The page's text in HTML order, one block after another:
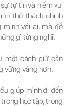
tự tin và niềm vui
thử thách chính
minh với ai, mà để
gì từng nghĩ.
một cách giữ cân
vững vàng hơn.
giúp mình đi đến
trong học tập, trong